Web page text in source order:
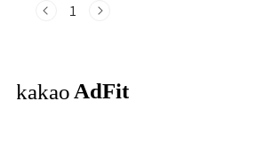
그인적용 방법(스테이징
로우 JSON(바로 Import 가
다면)운영 점검 체크리스
1